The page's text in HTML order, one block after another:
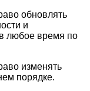
обновлять
и
любое время по
изменять
порядке.